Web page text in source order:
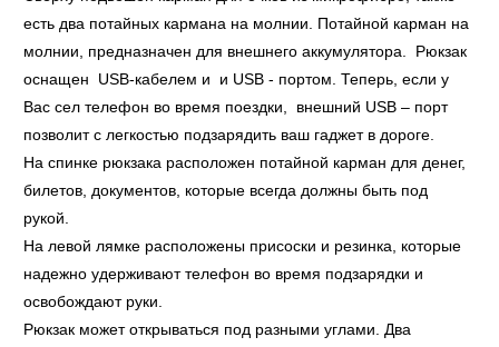
есть два потайных кармана на молнии. Потайной карман на
молнии, предназначен для внешнего аккумулятора. Рюкзак
оснащен USB-кабелем и и USB - портом. Теперь, если у
Вас сел телефон во время поездки, внешний USB – порт
позволит с легкостью подзарядить ваш гаджет в дороге.
На спинке рюкзака расположен потайной карман для денег,
билетов, документов, которые всегда должны быть под
рукой.
На левой лямке расположены присоски и резинка, которые
надежно удерживают телефон во время подзарядки и
освобождают руки.
Рюкзак может открываться под разными углами. Два